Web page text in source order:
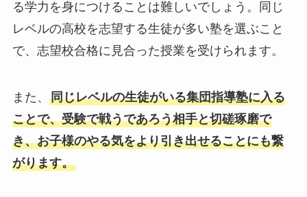
る学力を身につけることは難しいでしょう。同じ
レベルの高校を志望する生徒が多い塾を選ぶこと
で、志望校合格に見合った授業を受けられます。
また、 同じレベルの生徒がいる集団指導塾に入る
ことで、受験で戦うであろう相手と切磋琢磨で
き、お子様のやる気をより引き出せることにも繋
がります。